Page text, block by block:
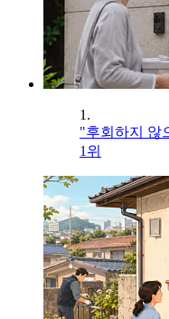
1.
"후회하지 않
1위